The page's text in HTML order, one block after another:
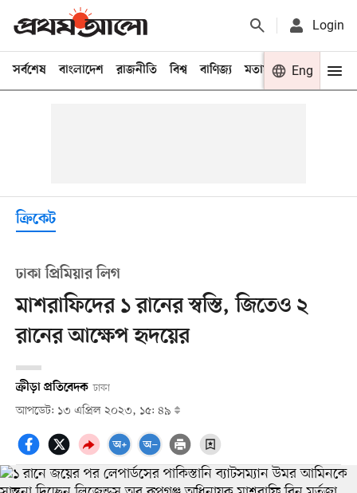
Login
সর্বশেষ বাংলাদেশ রাজনীতি বিশ্ব বাণিজ্য মতামত খেলা
Eng
ক্রিকেট
ঢাকা প্রিমিয়ার লিগ
মাশরাফিদের ১ রানের স্বস্তি, জিতেও ২
রানের আক্ষেপ হৃদয়ের
ক্রীড়া প্রতিবেদক ঢাকা
আপডেট: ১৩ এপ্রিল ২০২৩, ১৫: ৪৯